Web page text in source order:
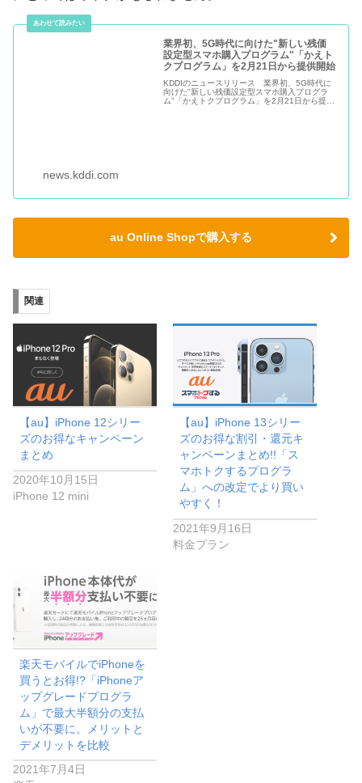
業界初、5G時代に向けた"新しい残価
設定型スマホ購入プログラム"「かえト
クプログラム」を2月21日から提供開始
KDDIのニュースリリース 業界初、5G時代に
向けた"新しい残価設定型スマホ購入プログラ
ム"「かえトクプログラム」を2月21日から提供
news.kddi.com
au Online Shopで購入する
関連
【au】iPhone 12シリー
ズのお得なキャンペーン
まとめ
2020年10月15日
iPhone 12 mini
【au】iPhone 13シリー
ズのお得な割引・還元キ
ャンペーンまとめ!!「ス
マホトクするプログラ
ム」への改定でより買い
やすく！
2021年9月16日
料金プラン
楽天モバイルでiPhoneを
買うとお得!?「iPhoneア
ップグレードプログラ
ム」で最大半額分の支払
いが不要に。メリットと
デメリットを比較
2021年7月4日